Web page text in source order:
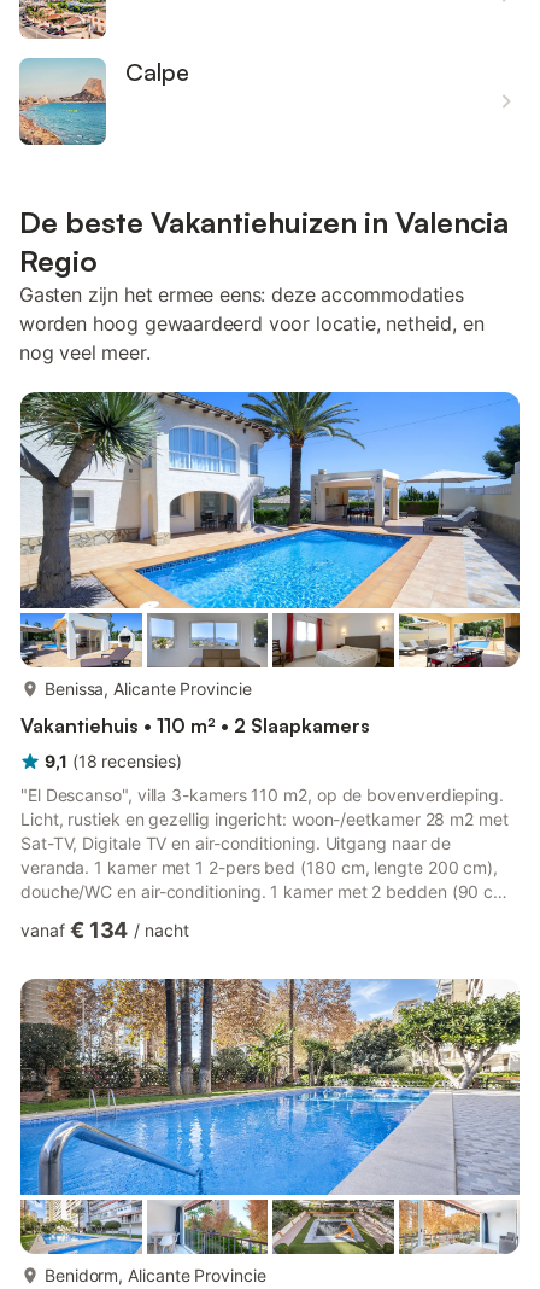
Calpe
De beste Vakantiehuizen in Valencia
Regio
Gasten zijn het ermee eens: deze accommodaties
worden hoog gewaardeerd voor locatie, netheid, en
nog veel meer.
Benissa, Alicante Provincie
Vakantiehuis • 110 m² • 2 Slaapkamers
9,1 (18 recensies)
"El Descanso", villa 3-kamers 110 m2, op de bovenverdieping.
Licht, rustiek en gezellig ingericht: woon-/eetkamer 28 m2 met
Sat-TV, Digitale TV en air-conditioning. Uitgang naar de
veranda. 1 kamer met 1 2-pers bed (180 cm, lengte 200 cm),
douche/WC en air-conditioning. 1 kamer met 2 bedden (90 cm,
magnetron, diepvriezer). Uitgang naar de veranda.
Uitzicht op zee. Ter beschikking: wasmachine, strijkijzer,
kinderstoel, kinderbed tot 2 jaar, haardroger. Internet (WiFi).
Parke...
vanaf € 134 / nacht
Benidorm, Alicante Provincie